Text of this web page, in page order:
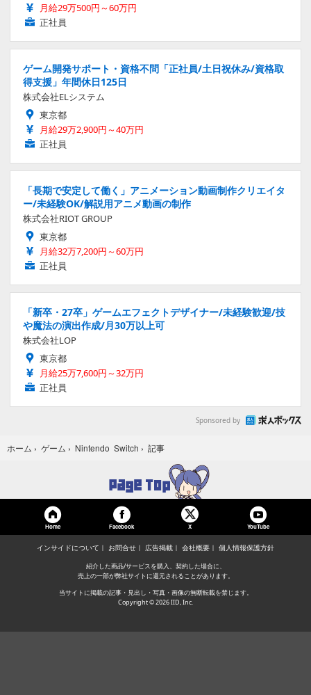
月給29万500円～60万円
正社員
ゲーム開発サポート・資格不問「正社員/土日祝休み/資格取
得支援」年間休日125日
株式会社ELシステム
東京都
月給29万2,900円～40万円
正社員
「長期で安定して働く」アニメーション動画制作クリエイタ
ー/未経験OK/解説用アニメ動画の制作
株式会社RIOT GROUP
東京都
月給32万7,200円～60万円
正社員
「新卒・27卒」ゲームエフェクトデザイナー/未経験歓迎/技
や魔法の演出作成/月30万以上可
株式会社LOP
東京都
月給25万7,600円～32万円
正社員
Sponsored by
ホーム › ゲーム › Nintendo Switch › 記事
Home Facebook X YouTube
インサイドについて お問合せ 広告掲載 会社概要 個人情報保護方針
紹介した商品/サービスを購入、契約した場合に、
売上の一部が弊社サイトに還元されることがあります。
当サイトに掲載の記事・見出し・写真・画像の無断転載を禁じます。
Copyright © 2026 IID, Inc.